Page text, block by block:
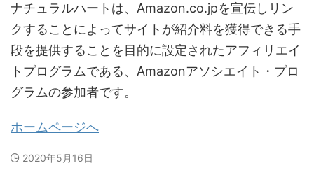
ナチュラルハートは、Amazon.co.jpを宣伝しリン
クすることによってサイトが紹介料を獲得できる手
段を提供することを目的に設定されたアフィリエイ
トプログラムである、Amazonアソシエイト・プロ
グラムの参加者です。
ホームページへ
2020年5月16日